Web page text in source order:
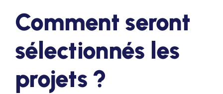
Comment seront
sélectionnés les
projets ?